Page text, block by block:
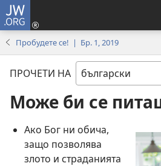
JW.ORG
Пробудете се! | Бр. 1, 2019
ПРОЧЕТИ НА
Може би се
Ако Бог ни обича,
защо позволява
злото и страданията